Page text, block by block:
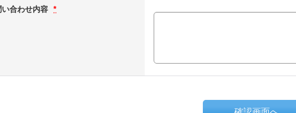
い合わせ内容 *